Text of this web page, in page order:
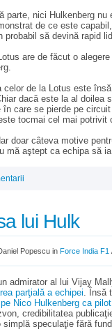
parte, nici Hulkenberg
de ce este
probabil să devină rapid
are de făcut o
celor de la Lotus este
dacă este la al doilea
în care se pierde pe
tocmai cel mai potrivit
doar câteva motive
mă aştept ca echipa să
lui Hulk
Popescu in Force India F1
admirator al lui Vijay
parţială a echipei. Însă
Nico Hulkenberg ca
credibilitatea
simplă speculaţie fără